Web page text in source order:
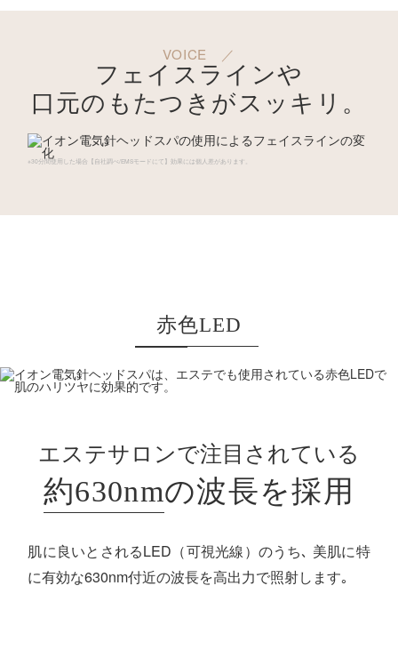
かさない筋肉を直接収縮させます｡手間をかけ
こんなお悩みにおすすめ
硬くなった頭皮に
こわばった肩や首に
濡らしてからご使用ください。
VOICE ／
フェイスラインや
口元のもたつきが スッキリ。
※30分間使用した場合【自社調べ/EMSモードにて】効果には個人差があります。
赤色LED
エステサロンで注目されている
約630nmの波長を採用
肌に良いとされるLED（可視光線）のうち､ 美肌に特
に有効な630nm付近の波長を高出力で照射します｡